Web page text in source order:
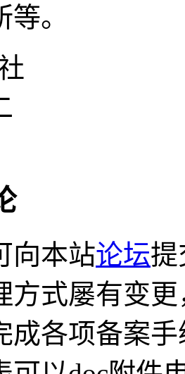
。
向本站论坛提
方式屡有变
成各项备案